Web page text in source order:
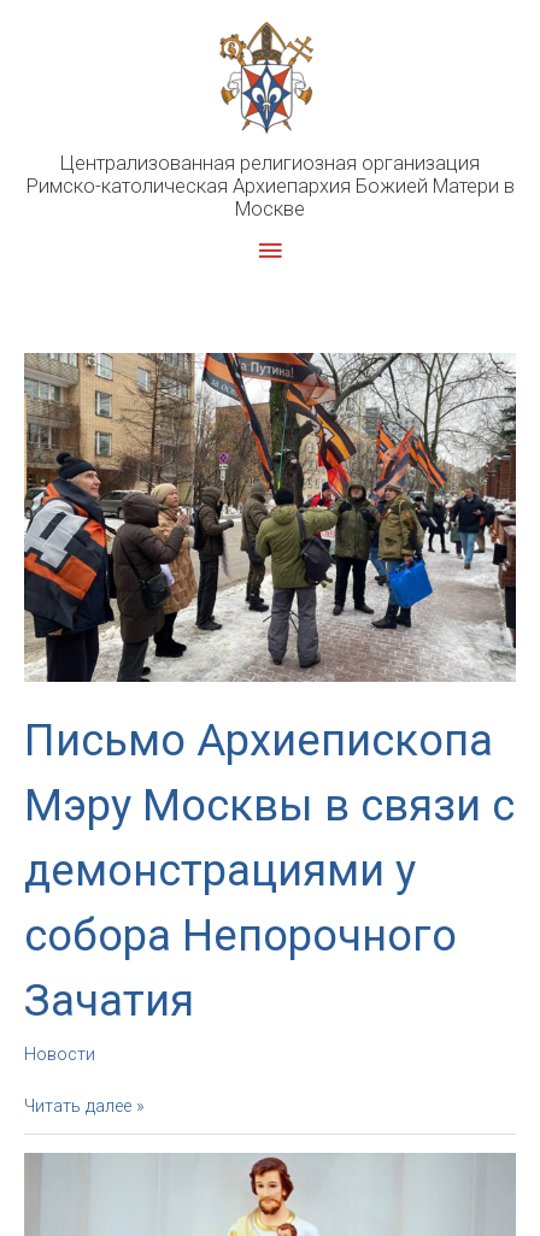
Централизованная религиозная организация
Римско-католическая Архиепархия Божией Матери в
Москве
Главное
Письмо Архиепископа
Мэру Москвы в связи с
демонстрациями у
собора Непорочного
Зачатия
Новости
Письмо
Архиепископа
Мэру
Читать далее »